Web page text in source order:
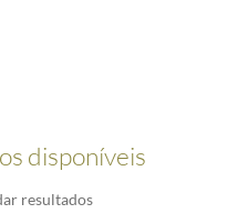
disponíveis
resultados